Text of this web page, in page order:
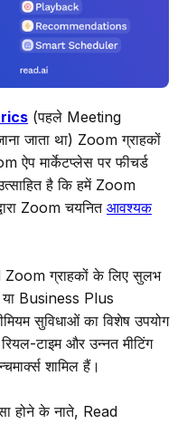
(पहले Meeting
जाता था) Zoom ग्राहकों
ऐप मार्केटप्लेस पर फीचर्ड
है कि हमें Zoom
Zoom चयनित आवश्यक
Zoom ग्राहकों के लिए सुलभ
Business Plus
सुविधाओं का विशेष उपयोग
टाइम और उन्नत मीटिंग
शामिल हैं।
होने के नाते, Read